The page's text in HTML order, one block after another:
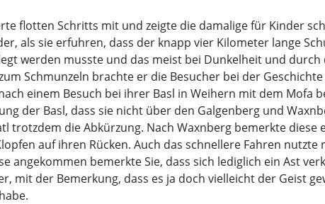
flotten Schritts mit und zeigte die damalige für Kinder
als sie erfuhren, dass der knapp vier Kilometer lange
werden musste und das meist bei Dunkelheit und durch
Schmunzeln brachte er die Besucher bei der
einem Besuch bei ihrer Basl in Weihern mit dem Mofa
der Basl, dass sie nicht über den Galgenberg und
trotzdem die Abkürzung. Nach Waxnberg bemerkte diese
auf ihren Rücken. Auch das schnellere Fahren nutzte
angekommen bemerkte Sie, dass sich lediglich ein Ast
mit der Bemerkung, dass es ja doch vielleicht der Geist